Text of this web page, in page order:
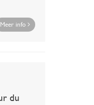
Meer info
du